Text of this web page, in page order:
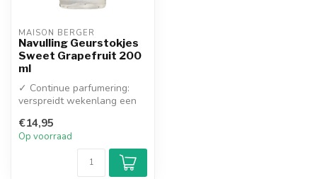
MAISON BERGER
Navulling Geurstokjes
Sweet Grapefruit 200
ml
✓ Continue parfumering:
verspreidt wekenlang een
zonder...
€14,95
Op voorraad